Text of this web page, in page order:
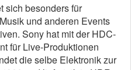
sich besonders für
und anderen Events
Sony hat mit der HDC-
für Live-Produktionen
die selbe Elektronik zur